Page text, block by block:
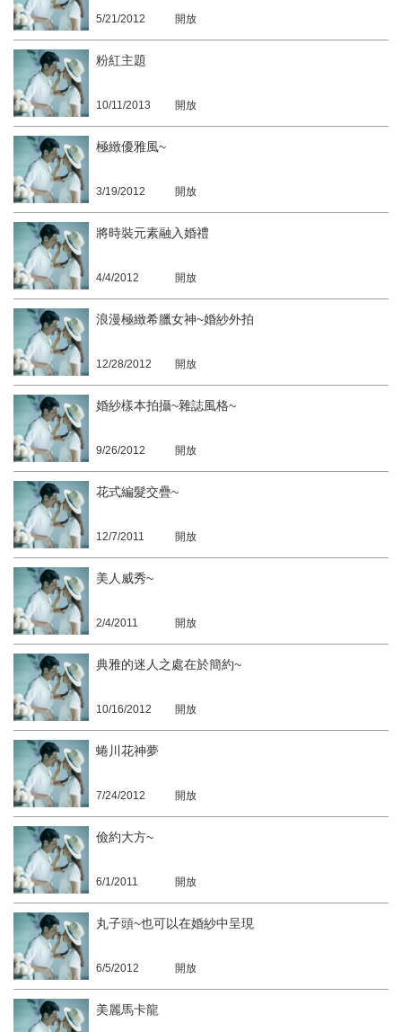
5/21/2012 開放
粉紅主題
10/11/2013 開放
極緻優雅風~
3/19/2012 開放
將時裝元素融入婚禮
4/4/2012 開放
浪漫極緻希臘女神~婚紗外拍
12/28/2012 開放
婚紗樣本拍攝~雜誌風格~
9/26/2012 開放
花式編髮交疊~
12/7/2011 開放
美人威秀~
2/4/2011 開放
典雅的迷人之處在於簡約~
10/16/2012 開放
蜷川花神夢
7/24/2012 開放
儉約大方~
6/1/2011 開放
丸子頭~也可以在婚紗中呈現
6/5/2012 開放
美麗馬卡龍